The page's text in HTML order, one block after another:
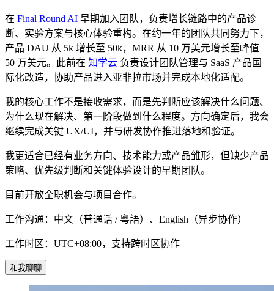
在 Final Round AI 早期加入团队，负责增长链路中的产品诊
断、实验方案与核心体验重构。在约一年的团队共同努力下，
产品 DAU 从 5k 增长至 50k，MRR 从 10 万美元增长至峰值
50 万美元。此前在 知学云 负责设计团队管理与 SaaS 产品国
际化改造，协助产品进入亚非拉市场并完成本地化适配。
我的核心工作不是接收需求，而是先判断应该解决什么问题、
为什么现在解决、第一阶段做到什么程度。方向确定后，我会
继续完成关键 UX/UI，并与研发协作推进落地和验证。
我更适合已经有业务方向、技术能力或产品雏形，但缺少产品
策略、优先级判断和关键体验设计的早期团队。
目前开放全职机会与项目合作。
工作沟通：中文（普通话 / 粵語）、English（异步协作）
工作时区：UTC+08:00，支持跨时区协作
和我聊聊